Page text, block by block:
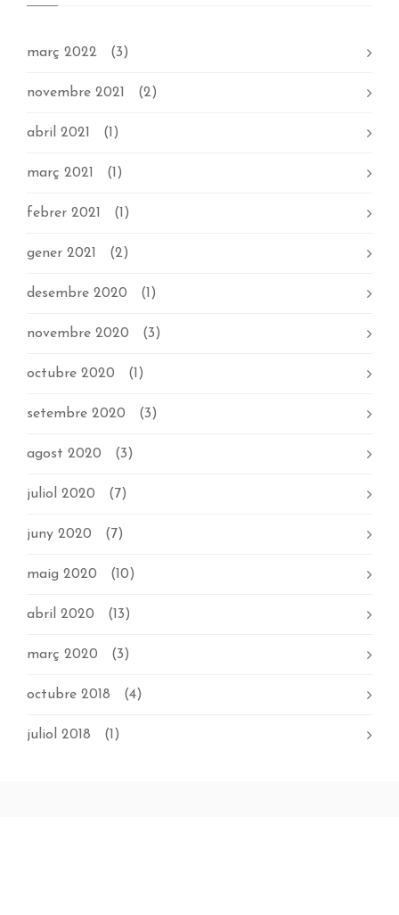
març 2022 (3)
novembre 2021 (2)
abril 2021 (1)
març 2021 (1)
febrer 2021 (1)
gener 2021 (2)
desembre 2020 (1)
novembre 2020 (3)
octubre 2020 (1)
setembre 2020 (3)
agost 2020 (3)
juliol 2020 (7)
juny 2020 (7)
maig 2020 (10)
abril 2020 (13)
març 2020 (3)
octubre 2018 (4)
juliol 2018 (1)